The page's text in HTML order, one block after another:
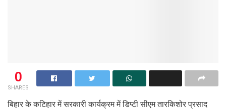
0
SHARES
बिहार के कटिहार में सरकारी कार्यक्रम में डिप्टी सीएम तारकिशोर प्रसाद